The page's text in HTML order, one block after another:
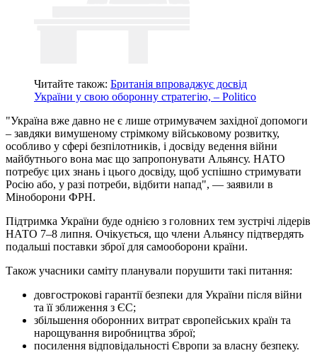
Читайте також: Британія впроваджує досвід
України у свою оборонну стратегію, – Politico
"Україна вже давно не є лише отримувачем західної допомоги
– завдяки вимушеному стрімкому військовому розвитку,
особливо у сфері безпілотників, і досвіду ведення війни
майбутнього вона має що запропонувати Альянсу. НАТО
потребує цих знань і цього досвіду, щоб успішно стримувати
Росію або, у разі потреби, відбити напад", — заявили в
Міноборони ФРН.
Підтримка України буде однією з головних тем зустрічі лідерів
НАТО 7–8 липня. Очікується, що члени Альянсу підтвердять
подальші поставки зброї для самооборони країни.
Також учасники саміту планували порушити такі питання:
довгострокові гарантії безпеки для України після війни
та її зближення з ЄС;
збільшення оборонних витрат європейських країн та
нарощування виробництва зброї;
посилення відповідальності Європи за власну безпеку.